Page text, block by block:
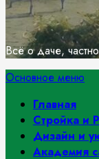
Всё о даче,
Основное меню
Главная
Стройка и
Дизайн и
Академия